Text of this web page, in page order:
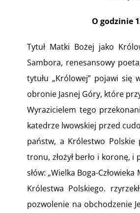
O godzinie
Tytuł Matki Bożej jako
Sambora, renesansowy
tytułu „Królowej” pojawi się
obronie Jasnej Góry, które
Wyrazicielem tego
katedrze lwowskiej przed
państw, a Królestwo Polskie
tronu, złożył berło i koronę,
słów: „Wielka Boga-
Królestwa Polskiego.
pozwolenie na obchodzenie